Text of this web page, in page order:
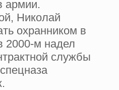
армии.
Николай
охранником в
2000-м надел
службы